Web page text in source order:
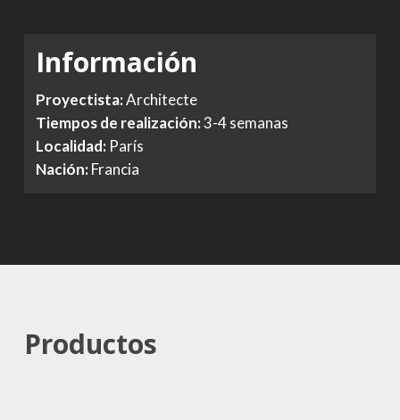
Información
Proyectista:Architecte
Tiempos de realización:3-4 semanas
Localidad: París
Nación:Francia
Productos